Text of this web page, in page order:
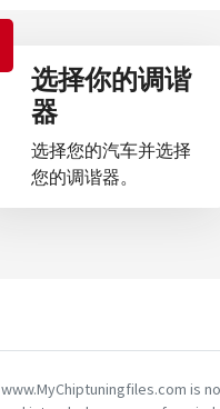
选择你的调谐
器
选择您的汽车并选择
您的调谐器。
www.MyChiptuningfiles.com is